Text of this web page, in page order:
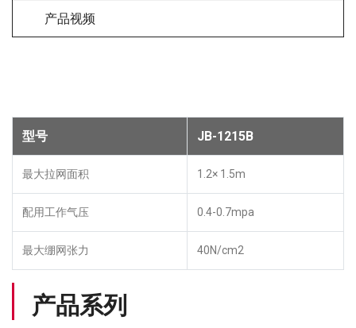
产品视频
型号 JB-1215B
最大拉网面积 1.2× 1.5m
配用工作气压 0.4-0.7mpa
最大绷网张力 40N/cm2
产品系列